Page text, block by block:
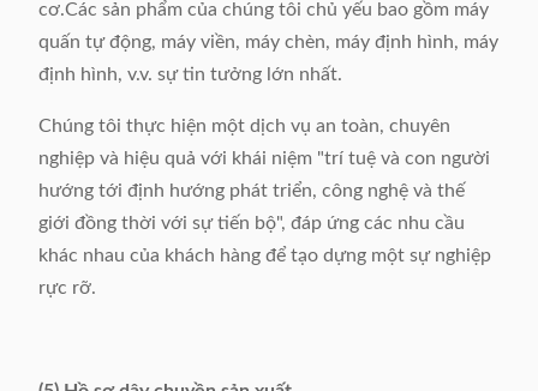
cơ.Các sản phẩm của chúng tôi chủ yếu bao gồm máy
quấn tự động, máy viền, máy chèn, máy định hình, máy
định hình, v.v. sự tin tưởng lớn nhất.
Chúng tôi thực hiện một dịch vụ an toàn, chuyên
nghiệp và hiệu quả với khái niệm "trí tuệ và con người
hướng tới định hướng phát triển, công nghệ và thế
giới đồng thời với sự tiến bộ", đáp ứng các nhu cầu
khác nhau của khách hàng để tạo dựng một sự nghiệp
rực rỡ.